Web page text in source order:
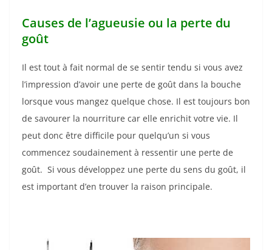
Causes de l’agueusie ou la perte du
goût
Il est tout à fait normal de se sentir tendu si vous avez
l’impression d’avoir une perte de goût dans la bouche
lorsque vous mangez quelque chose. Il est toujours bon
de savourer la nourriture car elle enrichit votre vie. Il
peut donc être difficile pour quelqu’un si vous
commencez soudainement à ressentir une perte de
goût. Si vous développez une perte du sens du goût, il
est important d’en trouver la raison principale.